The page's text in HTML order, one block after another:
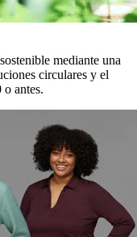
mediante una
circulares y el
antes.